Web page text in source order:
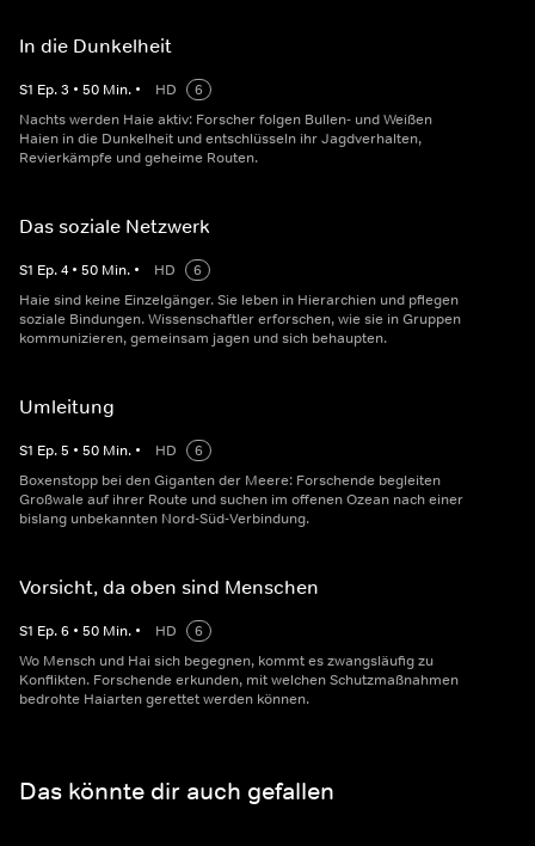
In die Dunkelheit
S1 Ep.3 • 50 Min. • HD
6
Nachts werden Haie aktiv: Forscher folgen Bullen- und Weißen
Haien in die Dunkelheit und entschlüsseln ihr Jagdverhalten,
Revierkämpfe und geheime Routen.
Das soziale Netzwerk
S1 Ep.4 • 50 Min. • HD
6
Haie sind keine Einzelgänger. Sie leben in Hierarchien und pflegen
soziale Bindungen. Wissenschaftler erforschen, wie sie in Gruppen
kommunizieren, gemeinsam jagen und sich behaupten.
Umleitung
S1 Ep.5 • 50 Min. • HD
6
Boxenstopp bei den Giganten der Meere: Forschende begleiten
Großwale auf ihrer Route und suchen im offenen Ozean nach einer
bislang unbekannten Nord-Süd-Verbindung.
Vorsicht, da oben sind Menschen
S1 Ep.6 • 50 Min. • HD
6
Wo Mensch und Hai sich begegnen, kommt es zwangsläufig zu
Konflikten. Forschende erkunden, mit welchen Schutzmaßnahmen
bedrohte Haiarten gerettet werden können.
Das könnte dir auch gefallen